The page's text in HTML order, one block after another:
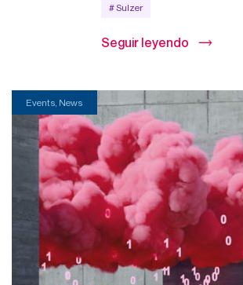
# Sulzer
Seguir leyendo
Events, News